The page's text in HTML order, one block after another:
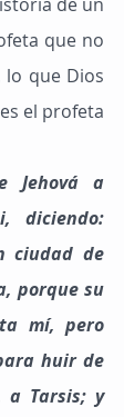
que no
que Dios
el profeta
diciendo:
ciudad de
porque su
mí, pero
huir de
a Tarsis; y